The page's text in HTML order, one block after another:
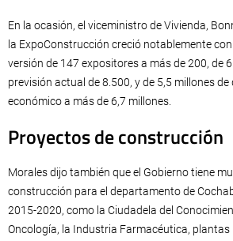
En la ocasión, el viceministro de Vivienda,
la ExpoConstrucción creció notablemente
versión de 147 expositores a más de 200, de
previsión actual de 8.500, y de 5,5 millones
económico a más de 6,7 millones.
Proyectos de construcción
Morales dijo también que el Gobierno tiene
construcción para el departamento de
2015-2020, como la Ciudadela del
Oncología, la Industria Farmacéutica,